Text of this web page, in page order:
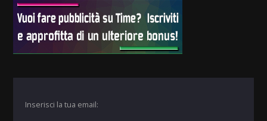
Inserisci la tua email: